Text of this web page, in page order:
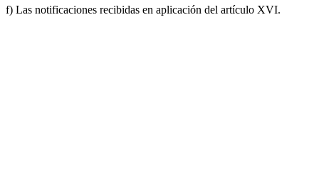
f) Las notificaciones recibidas en aplicación del artículo XVI.